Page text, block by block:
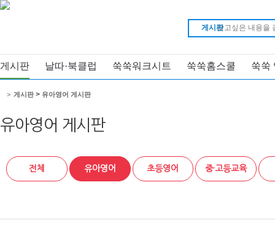
게시판
게시판 날따·북클럽 쑥쑥워크시트 쑥쑥홈스쿨 쑥쑥
유아영어 게시판
> 게시판> 유아영어 게시판
전체 유아영어 초등영어 중·고등교육